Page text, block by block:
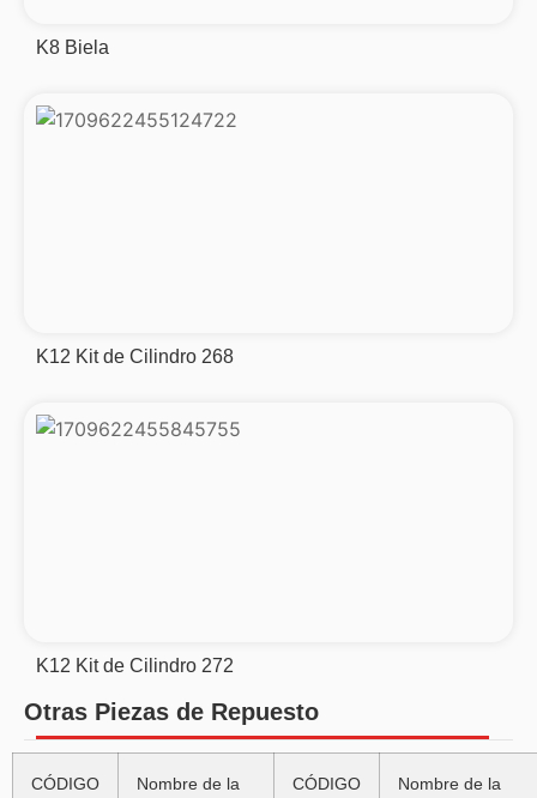
K8 Biela
K12 Kit de Cilindro 268
K12 Kit de Cilindro 272
Otras Piezas de Repuesto
CÓDIGO
Nombre de la
CÓDIGO
Nombre de la